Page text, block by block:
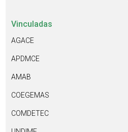
Vinculadas
AGACE
APDMCE
AMAB
COEGEMAS
COMDETEC